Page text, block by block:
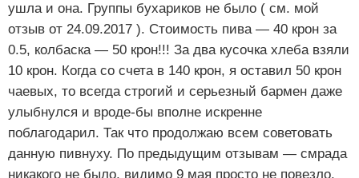
ушла и она. Группы бухариков не было ( см. мой
отзыв от 24.09.2017 ). Стоимость пива — 40 крон за
0.5, колбаска — 50 крон!!! За два кусочка хлеба взяли
10 крон. Когда со счета в 140 крон, я оставил 50 крон
чаевых, то всегда строгий и серьезный бармен даже
улыбнулся и вроде-бы вполне искренне
поблагодарил. Так что продолжаю всем советовать
данную пивнуху. По предыдущим отзывам — смрада
никакого не было, видимо 9 мая просто не повезло.